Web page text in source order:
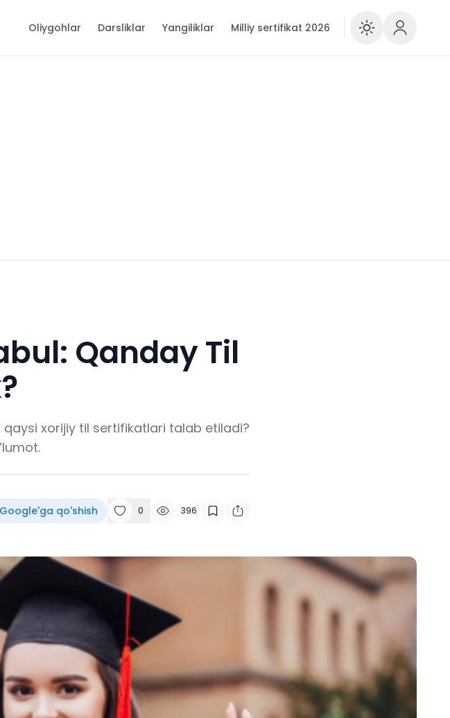
Oliygohlar Darsliklar Yangiliklar Milliy sertifikat 2026
Qanday Til
xorijiy til sertifikatlari talab etiladi?
qo'shish 0 396